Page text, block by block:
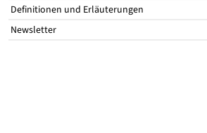
Definitionen und Erläuterungen
Newsletter